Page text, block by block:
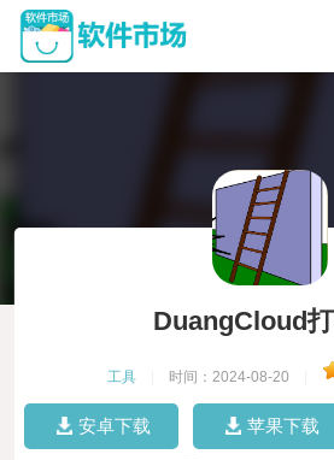
DuangCloud
工具 时间：2024-08-20
安卓下载 苹果下载